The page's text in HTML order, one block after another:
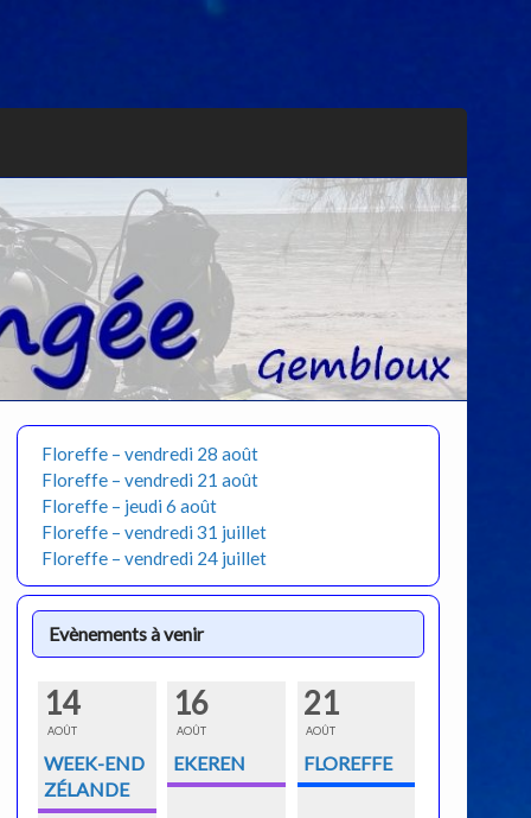
Floreffe – vendredi 28 août
Floreffe – vendredi 21 août
Floreffe – jeudi 6 août
Floreffe – vendredi 31 juillet
Floreffe – vendredi 24 juillet
Evènements à venir
14
AOÛT
WEEK-END
ZÉLANDE
16
AOÛT
EKEREN
21
AOÛT
FLOREFFE